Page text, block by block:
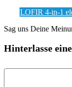
LOFIR 4-in-1
Sag uns Deine
Hinterlasse